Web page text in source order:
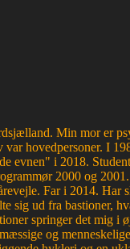
Min mor er
hovedpersoner. I
evnen" i 2018.
2000 og
Far i 2014. Har
sig ud fra bastioner,
springer det mig i
og